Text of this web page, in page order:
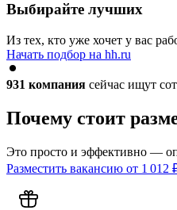
Выбирайте лучших
Из тех, кто уже хочет у вас
Начать подбор на hh.ru
931 компания сейчас ищут
Почему стоит
Это просто и эффективно —
Разместить вакансию от 1 012